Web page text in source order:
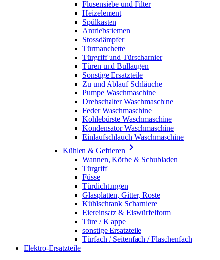
Flusensiebe und Filter
Heizelement
Spülkasten
Antriebsriemen
Stossdämpfer
Türmanchette
Türgriff und Türscharnier
Türen und Bullaugen
Sonstige Ersatzteile
Zu und Ablauf Schläuche
Pumpe Waschmaschine
Drehschalter Waschmaschine
Feder Waschmaschine
Kohlebürste Waschmaschine
Kondensator Waschmaschine
Einlaufschlauch Waschmaschine
Kühlen & Gefrieren 
Wannen, Körbe & Schubladen
Türgriff
Füsse
Türdichtungen
Glasplatten, Gitter, Roste
Kühlschrank Scharniere
Eiereinsatz & Eiswürfelform
Türe / Klappe
sonstige Ersatzteile
Türfach / Seitenfach / Flaschenfach
Elektro-Ersatzteile